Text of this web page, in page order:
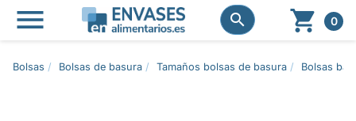
 
  0
Bolsas Bolsas de basura Tamaños bolsas de basura Bolsas